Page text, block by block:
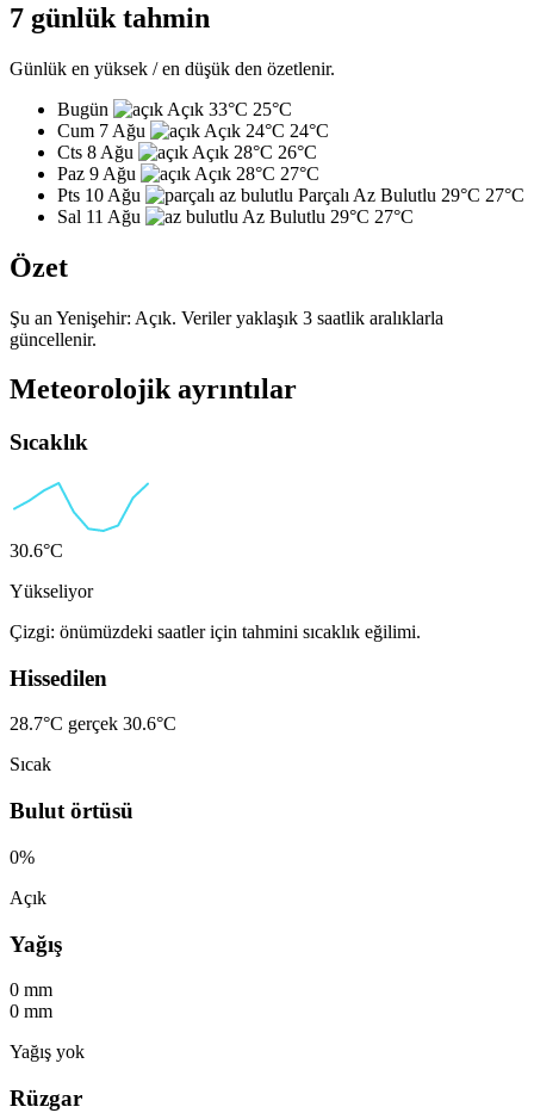
7 günlük tahmin
Günlük en yüksek / en düşük den özetlenir.
Bugün
Açık 33°C 25°C
Cum 7 Ağu
Açık 24°C 24°C
Cts 8 Ağu
Açık 28°C 26°C
Paz 9 Ağu
Açık 28°C 27°C
Pts 10 Ağu
Parçalı Az Bulutlu 29°C 27°C
Sal 11 Ağu
Az Bulutlu 29°C 27°C
Özet
Şu an Yenişehir: Açık. Veriler yaklaşık 3 saatlik aralıklarla
güncellenir.
Meteorolojik ayrıntılar
Sıcaklık
30.6°C
Yükseliyor
Çizgi: önümüzdeki saatler için tahmini sıcaklık eğilimi.
Hissedilen
28.7°C gerçek 30.6°C
Sıcak
Bulut örtüsü
0%
Açık
Yağış
0 mm
0 mm
Yağış yok
Rüzgar